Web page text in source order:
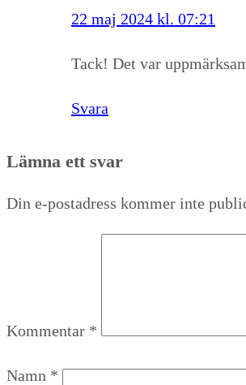
22 maj 2024 kl. 07:21
Tack! Det var
Svara
Lämna ett svar
Din e-postadress kommer inte
Kommentar *
Namn *